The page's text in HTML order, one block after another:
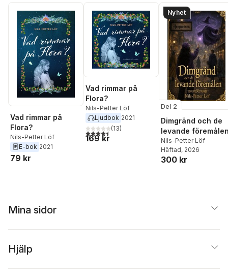
Vad rimmar på
Flora?
Nils-Petter Löf
E-bok 2021
79 kr
Vad rimmar på
Flora?
Nils-Petter Löf
Ljudbok 2021
4,5utav 5 stjärnor. Totalt antal röster:
(13)
169 kr
Nyhet
Del 2
Dimgränd och de
levande
Nils-Petter Löf
Häftad, 2026
300 kr
Mina sidor
Hjälp